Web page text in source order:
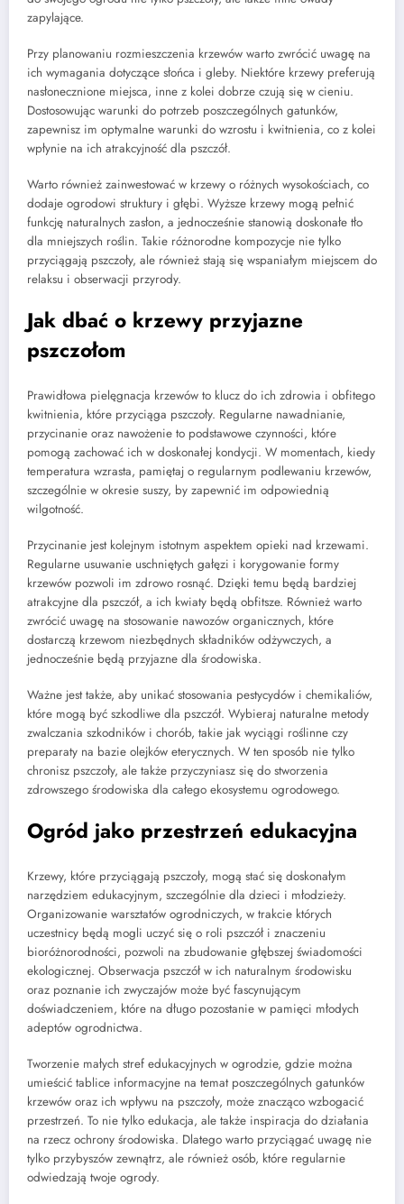
zapylające.
Przy planowaniu rozmieszczenia krzewów warto zwrócić uwagę na
ich wymagania dotyczące słońca i gleby. Niektóre krzewy preferują
nasłonecznione miejsca, inne z kolei dobrze czują się w cieniu.
Dostosowując warunki do potrzeb poszczególnych gatunków,
zapewnisz im optymalne warunki do wzrostu i kwitnienia, co z kolei
wpłynie na ich atrakcyjność dla pszczół.
Warto również zainwestować w krzewy o różnych wysokościach, co
dodaje ogrodowi struktury i głębi. Wyższe krzewy mogą pełnić
funkcję naturalnych zasłon, a jednocześnie stanowią doskonałe tło
dla mniejszych roślin. Takie różnorodne kompozycje nie tylko
przyciągają pszczoły, ale również stają się wspaniałym miejscem do
relaksu i obserwacji przyrody.
Jak dbać o krzewy przyjazne
pszczołom
Prawidłowa pielęgnacja krzewów to klucz do ich zdrowia i obfitego
kwitnienia, które przyciąga pszczoły. Regularne nawadnianie,
przycinanie oraz nawożenie to podstawowe czynności, które
pomogą zachować ich w doskonałej kondycji. W momentach, kiedy
temperatura wzrasta, pamiętaj o regularnym podlewaniu krzewów,
szczególnie w okresie suszy, by zapewnić im odpowiednią
wilgotność.
Przycinanie jest kolejnym istotnym aspektem opieki nad krzewami.
Regularne usuwanie uschniętych gałęzi i korygowanie formy
krzewów pozwoli im zdrowo rosnąć. Dzięki temu będą bardziej
atrakcyjne dla pszczół, a ich kwiaty będą obfitsze. Również warto
zwrócić uwagę na stosowanie nawozów organicznych, które
dostarczą krzewom niezbędnych składników odżywczych, a
jednocześnie będą przyjazne dla środowiska.
Ważne jest także, aby unikać stosowania pestycydów i chemikaliów,
które mogą być szkodliwe dla pszczół. Wybieraj naturalne metody
zwalczania szkodników i chorób, takie jak wyciągi roślinne czy
preparaty na bazie olejków eterycznych. W ten sposób nie tylko
chronisz pszczoły, ale także przyczyniasz się do stworzenia
zdrowszego środowiska dla całego ekosystemu ogrodowego.
Ogród jako przestrzeń edukacyjna
Krzewy, które przyciągają pszczoły, mogą stać się doskonałym
narzędziem edukacyjnym, szczególnie dla dzieci i młodzieży.
Organizowanie warsztatów ogrodniczych, w trakcie których
uczestnicy będą mogli uczyć się o roli pszczół i znaczeniu
bioróżnorodności, pozwoli na zbudowanie głębszej świadomości
ekologicznej. Obserwacja pszczół w ich naturalnym środowisku
oraz poznanie ich zwyczajów może być fascynującym
doświadczeniem, które na długo pozostanie w pamięci młodych
adeptów ogrodnictwa.
Tworzenie małych stref edukacyjnych w ogrodzie, gdzie można
umieścić tablice informacyjne na temat poszczególnych gatunków
krzewów oraz ich wpływu na pszczoły, może znacząco wzbogacić
przestrzeń. To nie tylko edukacja, ale także inspiracja do działania
na rzecz ochrony środowiska. Dlatego warto przyciągać uwagę nie
tylko przybyszów zewnątrz, ale również osób, które regularnie
odwiedzają twoje ogrody.